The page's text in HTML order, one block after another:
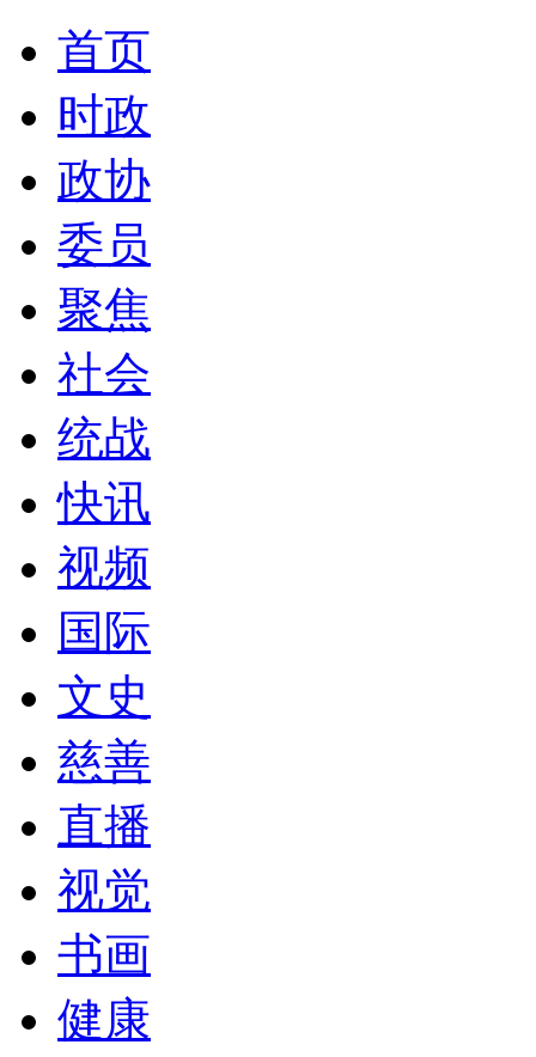
首页
时政
政协
委员
聚焦
社会
统战
快讯
视频
国际
文史
慈善
直播
视觉
书画
健康